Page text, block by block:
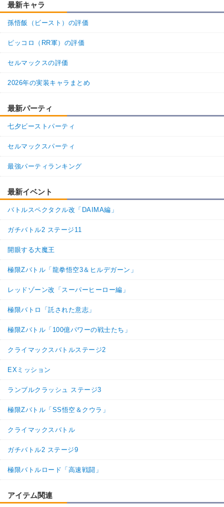
最新キャラ
孫悟飯（ビースト）の評価
ピッコロ（RR軍）の評価
セルマックスの評価
2026年の実装キャラまとめ
最新パーティ
七夕ビーストパーティ
セルマックスパーティ
最強パーティランキング
最新イベント
バトルスペクタクル改「DAIMA編」
ガチバトル2 ステージ11
開眼する大魔王
極限Zバトル「龍拳悟空3＆ヒルデガーン」
レッドゾーン改「スーパーヒーロー編」
極限バトロ「託された意志」
極限Zバトル「100億パワーの戦士たち」
クライマックスバトルステージ2
EXミッション
ランブルクラッシュ ステージ3
極限Zバトル「SS悟空＆クウラ」
クライマックスバトル
ガチバトル2 ステージ9
極限バトルロード「高速戦闘」
アイテム関連